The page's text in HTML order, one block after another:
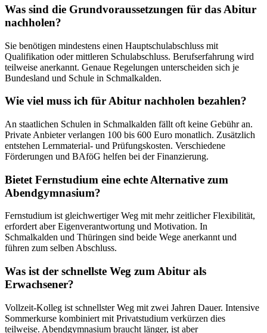
Was sind die Grundvoraussetzungen für das Abitur
nachholen?
Sie benötigen mindestens einen Hauptschulabschluss mit
Qualifikation oder mittleren Schulabschluss. Berufserfahrung wird
teilweise anerkannt. Genaue Regelungen unterscheiden sich je
Bundesland und Schule in Schmalkalden.
Wie viel muss ich für Abitur nachholen bezahlen?
An staatlichen Schulen in Schmalkalden fällt oft keine Gebühr an.
Private Anbieter verlangen 100 bis 600 Euro monatlich. Zusätzlich
entstehen Lernmaterial- und Prüfungskosten. Verschiedene
Förderungen und BAföG helfen bei der Finanzierung.
Bietet Fernstudium eine echte Alternative zum
Abendgymnasium?
Fernstudium ist gleichwertiger Weg mit mehr zeitlicher Flexibilität,
erfordert aber Eigenverantwortung und Motivation. In
Schmalkalden und Thüringen sind beide Wege anerkannt und
führen zum selben Abschluss.
Was ist der schnellste Weg zum Abitur als
Erwachsener?
Vollzeit-Kolleg ist schnellster Weg mit zwei Jahren Dauer. Intensive
Sommerkurse kombiniert mit Privatstudium verkürzen dies
teilweise. Abendgymnasium braucht länger, ist aber